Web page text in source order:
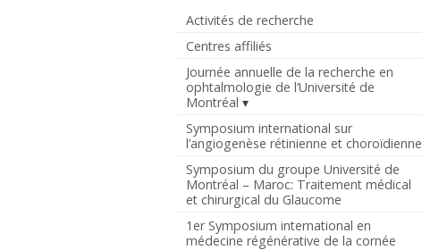
Activités de recherche
Centres affiliés
Journée annuelle de la recherche en
ophtalmologie de l’Université de
Montréal
Symposium international sur
l’angiogenèse rétinienne et choroïdienne
Symposium du groupe Université de
Montréal – Maroc: Traitement médical
et chirurgical du Glaucome
1er Symposium international en
médecine régénérative de la cornée